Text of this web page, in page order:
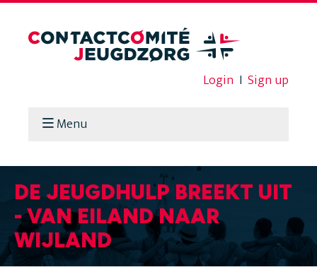
Login I Sign up
Menu
DE JEUGDHULP BREEKT UIT
- VAN EILAND NAAR
WIJLAND